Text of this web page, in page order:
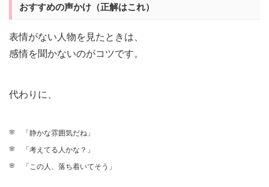
おすすめの声かけ（正解はこれ）
表情がない人物を見たときは、
感情を聞かないのがコツです。
代わりに、
「静かな雰囲気だね」
「考えてる人かな？」
「この人、落ち着いてそう」